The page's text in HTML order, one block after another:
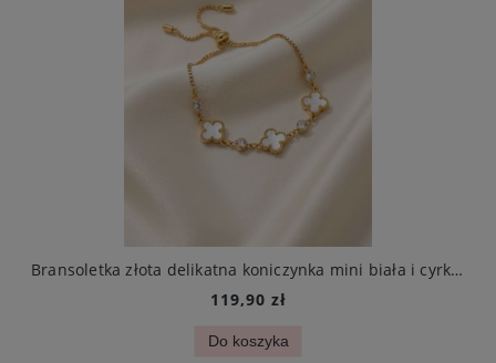
Bransoletka złota delikatna koniczynka mini biała i cyrkonie stal chirurgiczna
119,90 zł
Do koszyka